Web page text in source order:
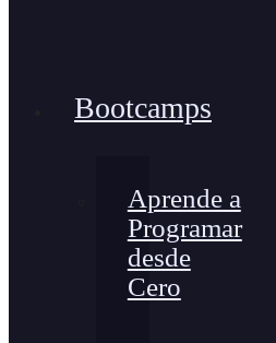
Bootcamps
Aprende a
Programar
desde
Cero